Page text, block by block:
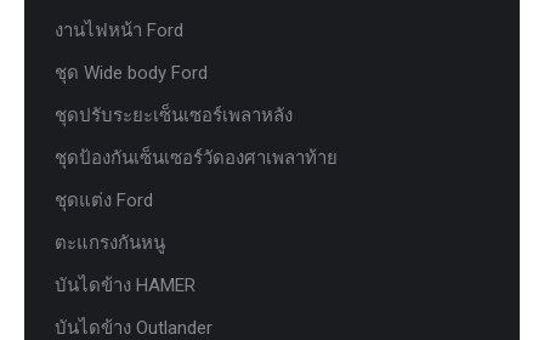
งานไฟหน้า Ford
ชุด Wide body Ford
ชุดปรับระยะเซ็นเซอร์เพลาหลัง
ชุดป้องกันเซ็นเซอร์วัดองศาเพลาท้าย
ชุดแต่ง Ford
ตะแกรงกันหนู
บันไดข้าง HAMER
บันไดข้าง Outlander